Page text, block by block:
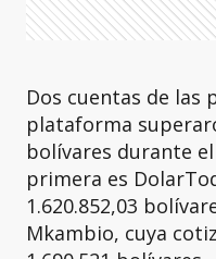
Dos cuentas de las
plataforma
bolívares durante
primera es
1.620.852,03
Mkambio, cuya